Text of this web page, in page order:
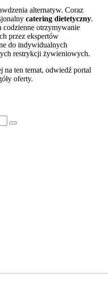
alternatyw. Coraz
catering dietetyczny.
codzienne otrzymywanie
przez ekspertów
do indywidualnych
restrykcji żywieniowych.
na ten temat, odwiedź portal
oferty.